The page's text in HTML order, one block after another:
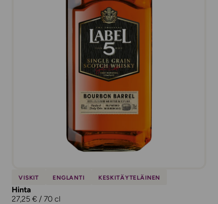
VISKIT ENGLANTI KESKITÄYTELÄINEN
Hinta
27,25 € / 70 cl